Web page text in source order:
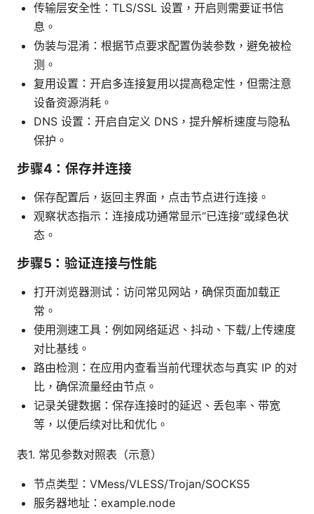
传输层安全性：TLS/SSL 设置，开启则需要证书信
息。
伪装与混淆：根据节点要求配置伪装参数，避免被检
测。
复用设置：开启多连接复用以提高稳定性，但需注意
设备资源消耗。
DNS 设置：开启自定义 DNS，提升解析速度与隐私
保护。
步骤4：保存并连接
保存配置后，返回主界面，点击节点进行连接。
观察状态指示：连接成功通常显示“已连接”或绿色状
态。
步骤5：验证连接与性能
打开浏览器测试：访问常见网站，确保页面加载正
常。
使用测速工具：例如网络延迟、抖动、下载/上传速度
对比基线。
路由检测：在应用内查看当前代理状态与真实 IP 的对
比，确保流量经由节点。
记录关键数据：保存连接时的延迟、丢包率、带宽
等，以便后续对比和优化。
表1. 常见参数对照表（示意）
节点类型：VMess/VLESS/Trojan/SOCKS5
服务器地址：example.node